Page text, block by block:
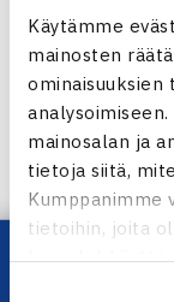
Käytämme
mainosten
ominaisuuksien
mainosalan ja
tietoja siitä,
Kumppanimme
tietoihin, joita
kun olet
Puolivälieriä:
Gong Mao-Xin/Li
Pekingin
Harri